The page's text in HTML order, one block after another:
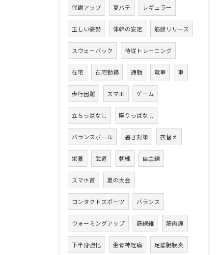
代謝アップ 夏バテ レギュラー
正しい姿勢 体幹の安定 筋膜リリース
スウェーバック 侍従トレーニング
在宅 在宅勤務 通勤 電車 車
歩行困難 スマホ ゲーム
立ちっぱなし 座りっぱなし
バランスボール 暑さ対策 衣替え
栄養 武道 朝練 自主練
スマホ首 夏の大会
コンタクトスポーツ バランス
ウォーミングアップ 筋線維 筋肉痛
下半身強化 坐骨神経痛 足底腱膜炎